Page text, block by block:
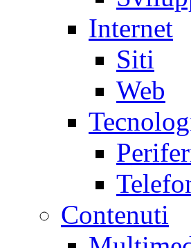
Internet
Siti
Web
Contenuti